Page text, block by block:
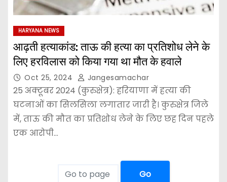
HARYANA NEWS
आढ़ती हत्याकांड: ताऊ की हत्या का प्रतिशोध लेने के
लिए हरविलास को किया गया था मौत के हवाले
Oct 25, 2024 Jangesamachar
25 अक्टूबर 2024 (कुरुक्षेत्र): हरियाणा में हत्या की
घटनाओं का सिलसिला लगातार जारी है। कुरुक्षेत्र जिले
में, ताऊ की मौत का प्रतिशोध लेने के लिए छह दिन पहले
एक आरोपी…
Go